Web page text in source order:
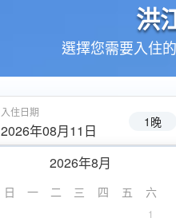
洪
選擇您需要入住
入住日期
2026年08月11日 1晚
2026年8月
日 一 二 三 四 五 六
1